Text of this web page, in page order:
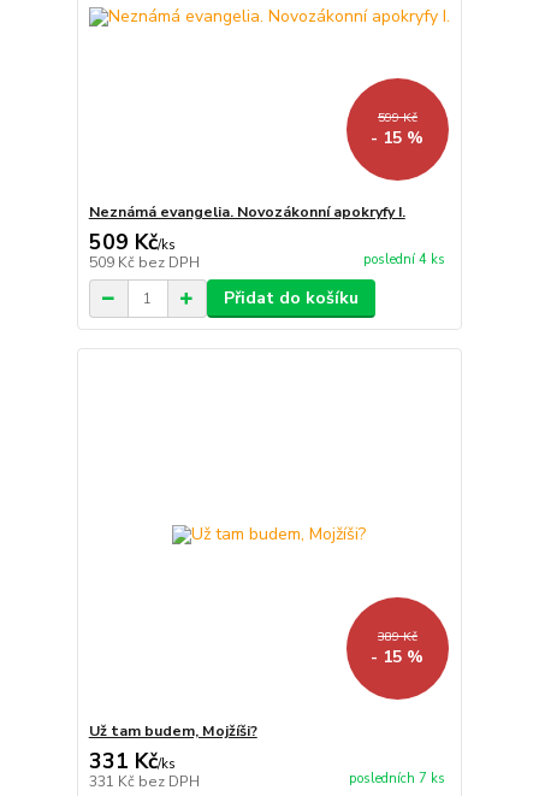
599 Kč
- 15 %
Neznámá evangelia. Novozákonní apokryfy I.
509 Kč/ks
509 Kč bez DPH poslední 4 ks
Přidat do košíku
389 Kč
- 15 %
Už tam budem, Mojžíši?
331 Kč/ks
331 Kč bez DPH posledních 7 ks